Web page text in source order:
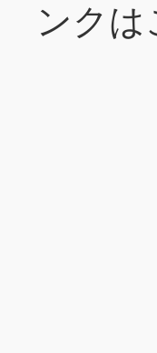
ンクは